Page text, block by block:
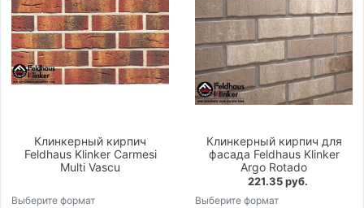
Клинкерный кирпич
Feldhaus Klinker Carmesi
Multi Vascu
Выберите формат
Клинкерный кирпич для
фасада Feldhaus Klinker
Argo Rotado
221.35 руб.
Выберите формат